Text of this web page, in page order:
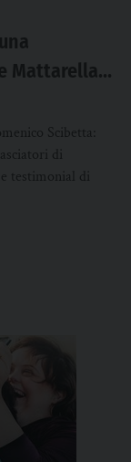
Mattarella
Scibetta:
di
testimonial di